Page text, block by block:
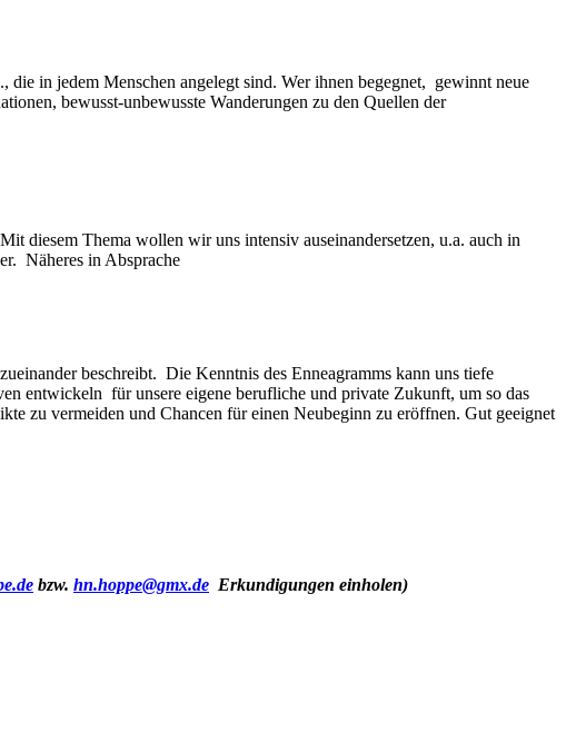
in jedem Menschen angelegt sind. Wer ihnen begegnet, gewinnt neue
bewusst-unbewusste Wanderungen zu den Quellen der
diesem Thema wollen wir uns intensiv auseinandersetzen, u.a. auch in
Näheres in Absprache
beschreibt. Die Kenntnis des Enneagramms kann uns tiefe
entwickeln für unsere eigene berufliche und private Zukunft, um so das
zu vermeiden und Chancen für einen Neubeginn zu eröffnen. Gut geeignet
bzw. hn.hoppe@gmx.de Erkundigungen einholen)